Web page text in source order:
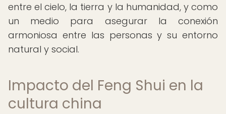
entre el cielo, la tierra y la humanidad, y como
un medio para asegurar la conexión
armoniosa entre las personas y su entorno
natural y social.
Impacto del Feng Shui en la
cultura china